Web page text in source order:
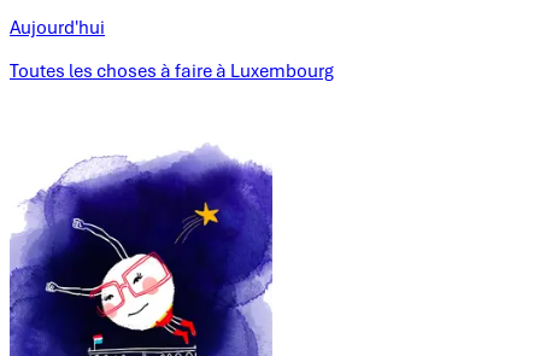
Aujourd'hui
Toutes les choses à faire à Luxembourg